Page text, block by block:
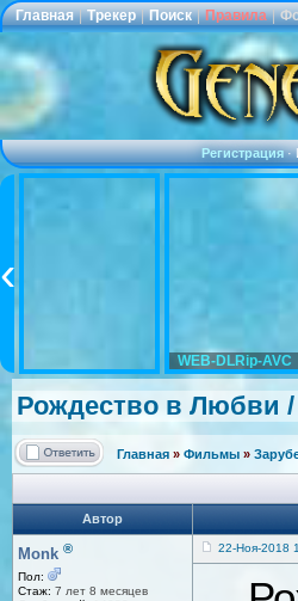
Главная | Трекер | Поиск | Правила |
Регистрация·
WEB-DLRip-AVC
Рождество в Любви /
Главная » Фильмы »
Автор
Monk ®
Пол:
Стаж: 7 лет 8 месяцев
22-Ноя-2018